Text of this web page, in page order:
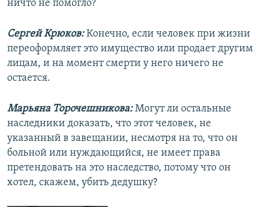
ничто не помогло?
Сергей Крюков:Конечно, если человек при жизни
переоформляет это имущество или продает другим
лицам, и на момент смерти у него ничего не
остается.
Марьяна Торочешникова:Могут ли остальные
наследники доказать, что этот человек, не
указанный в завещании, несмотря на то, что он
больной или нуждающийся, не имеет права
претендовать на это наследство, потому что он
хотел, скажем, убить дедушку?